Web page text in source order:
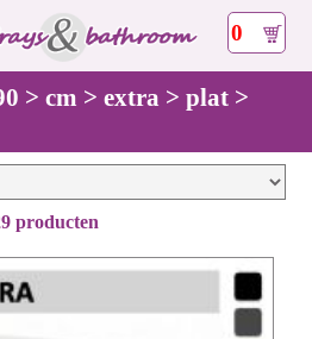
0
> cm > extra > plat >
producten